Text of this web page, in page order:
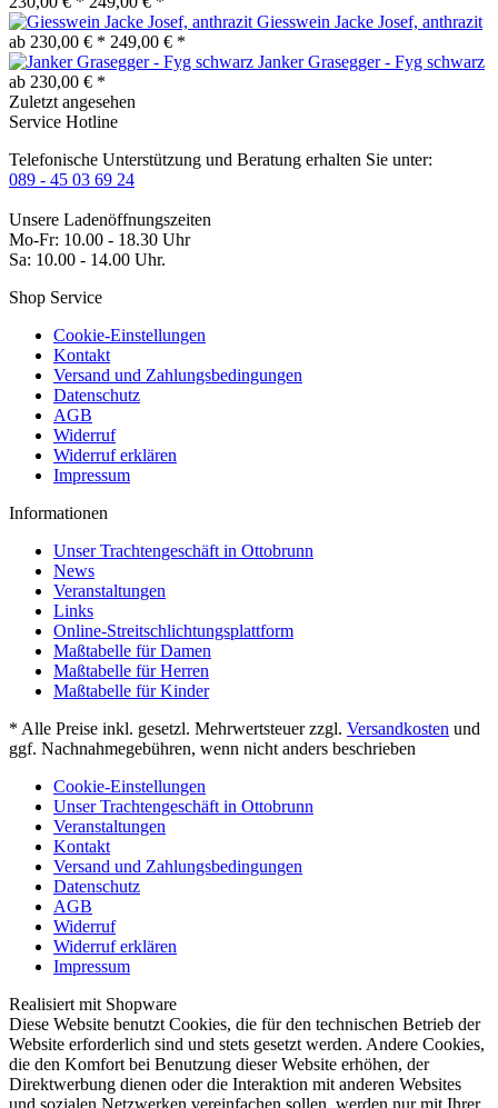
Giesswein Jacke Josef, anthrazit
ab 230,00 € * 249,00 € *
Janker Grasegger - Fyg schwarz
ab 230,00 € *
Zuletzt angesehen
Service Hotline
Telefonische Unterstützung und Beratung erhalten Sie unter:
089 - 45 03 69 24
Unsere Ladenöffnungszeiten
Mo-Fr: 10.00 - 18.30 Uhr
Sa: 10.00 - 14.00 Uhr.
Shop Service
Cookie-Einstellungen
Kontakt
Versand und Zahlungsbedingungen
Datenschutz
AGB
Widerruf
Widerruf erklären
Impressum
Informationen
Unser Trachtengeschäft in Ottobrunn
News
Veranstaltungen
Links
Online-Streitschlichtungsplattform
Maßtabelle für Damen
Maßtabelle für Herren
Maßtabelle für Kinder
* Alle Preise inkl. gesetzl. Mehrwertsteuer zzgl. Versandkosten und
ggf. Nachnahmegebühren, wenn nicht anders beschrieben
Cookie-Einstellungen
Unser Trachtengeschäft in Ottobrunn
Veranstaltungen
Kontakt
Versand und Zahlungsbedingungen
Datenschutz
AGB
Widerruf
Widerruf erklären
Impressum
Realisiert mit Shopware
Diese Website benutzt Cookies, die für den technischen Betrieb der
Website erforderlich sind und stets gesetzt werden. Andere Cookies,
die den Komfort bei Benutzung dieser Website erhöhen, der
Direktwerbung dienen oder die Interaktion mit anderen Websites
und sozialen Netzwerken vereinfachen sollen, werden nur mit Ihrer